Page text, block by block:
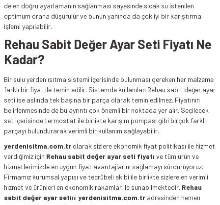
de en doğru ayarlamanın sağlanması sayesinde sıcak su istenilen
optimum orana düşürülür ve bunun yanında da çok iyi bir karıştırma
işlemi yapılabilir.
Rehau Sabit Değer Ayar Seti Fiyatı Ne
Kadar?
Bir sulu yerden ısıtma sistemi içerisinde bulunması gereken her malzeme
farklı bir fiyat ile temin edilir. Sistemde kullanılan Rehau sabit değer ayar
seti ise aslında tek başına bir parça olarak temin edilmez. Fiyatının
belirlenmesinde de bu ayrıntı çok önemli bir noktada yer alır. Seçilecek
set içerisinde termostat ile birlikte karışım pompası gibi birçok farklı
parçayı bulundurarak verimli bir kullanım sağlayabilir.
yerdenisitma.com.tr olarak sizlere ekonomik fiyat politikası ile hizmet
verdiğimiz için Rehau sabit değer ayar seti fiyatı ve tüm ürün ve
hizmetlerimizde en uygun fiyat avantajlarını sağlamayı sürdürüyoruz.
Firmamız kurumsal yapısı ve tecrübeli ekibi ile birlikte sizlere en verimli
hizmet ve ürünleri en ekonomik rakamlar ile sunabilmektedir. Rehau
sabit değer ayar setini yerdenisitma.com.tr adresinden hemen